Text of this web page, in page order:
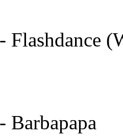
Flashdance
Barbapapa